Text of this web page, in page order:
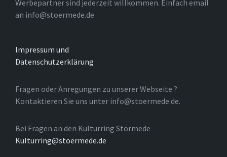
Werbepartner sind jederzeit willkommen. Einfach email
an info@stoermede.de
Impressum und
Datenschutzerklärung
Fragen oder Anregungen zu unserer Webseite ?
Kontaktieren Sie uns unter info@stoermede.de.
Bei Fragen an den Kulturring Störmede
Kulturring@stoermede.de